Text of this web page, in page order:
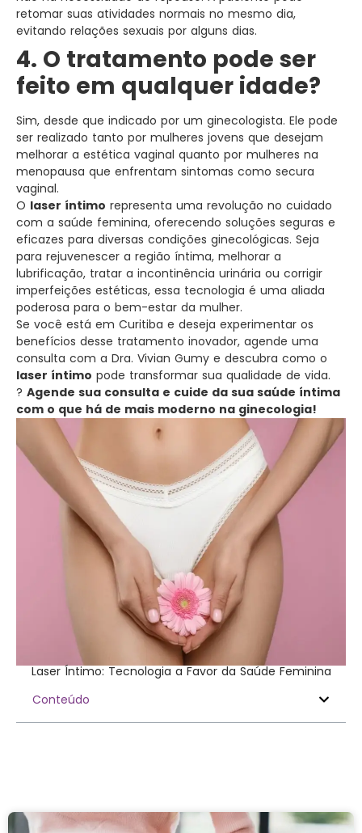
retomar suas atividades normais no mesmo dia,
evitando relações sexuais por alguns dias.
4. O tratamento pode ser
feito em qualquer idade?
Sim, desde que indicado por um ginecologista. Ele pode
ser realizado tanto por mulheres jovens que desejam
melhorar a estética vaginal quanto por mulheres na
menopausa que enfrentam sintomas como secura
vaginal.
O laser íntimo representa uma revolução no cuidado
com a saúde feminina, oferecendo soluções seguras e
eficazes para diversas condições ginecológicas. Seja
para rejuvenescer a região íntima, melhorar a
lubrificação, tratar a incontinência urinária ou corrigir
imperfeições estéticas, essa tecnologia é uma aliada
poderosa para o bem-estar da mulher.
Se você está em Curitiba e deseja experimentar os
benefícios desse tratamento inovador, agende uma
consulta com a Dra. Vivian Gumy e descubra como o
laser íntimo pode transformar sua qualidade de vida.
? Agende sua consulta e cuide da sua saúde íntima
com o que há de mais moderno na ginecologia!
Laser Íntimo: Tecnologia a Favor da Saúde Feminina
Conteúdo